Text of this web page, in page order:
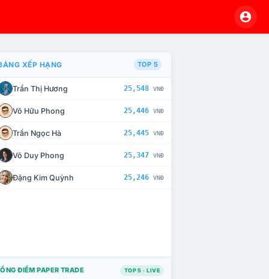
CHẾ TÀI XỬ LÝ VI PHẠM
XẾP HẠNG TOP 5
Trần Thị Hương 25,548 VNĐ
Võ Hữu Phong 25,446 VNĐ
Trần Ngọc Hà 25,445 VNĐ
Võ Duy Phong 25,347 VNĐ
Đặng Kim Quỳnh 25,246 VNĐ
ĐIỂM PAPER TRADE TOP 5 · LIVE